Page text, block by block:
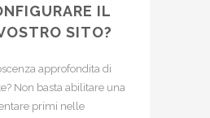
IL
SITO?
approfondita di
Non basta abilitare una
primi nelle